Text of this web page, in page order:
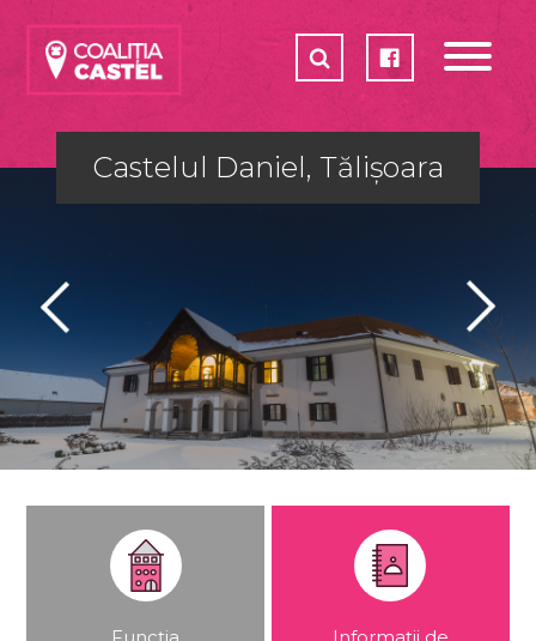
CASTELE
COALIȚIA
CUM POȚI AJUTA?
PLAN DE ACȚIUNE 2017-2018
SHOP
Castelul Daniel, Tălișoara